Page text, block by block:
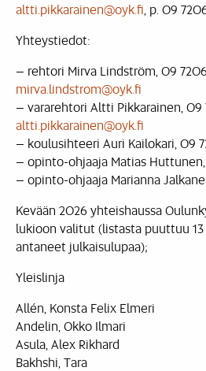
altti.pikkarainen@oyk.fi , p. 09
Yhteystiedot:
– rehtori Mirva Lindström, 09 7206
mirva.lindstrom@oyk.fi
– vararehtori Altti Pikkarainen, 09
altti.pikkarainen@oyk.fi
– koulusihteeri Auri Kailokari, 09
– opinto-ohjaaja Matias
– opinto-ohjaaja Marianna
Kevään 2026 yhteishaussa
lukioon valitut (listasta puuttuu
antaneet julkaisulupaa);
Yleislinja
Allén, Konsta Felix Elmeri
Andelin, Okko Ilmari
Asula, Alex Rikhard
Bakhshi, Tara